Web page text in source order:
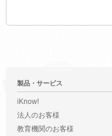
製品・サービス
iKnow!
法人のお客様
教育機関のお客様